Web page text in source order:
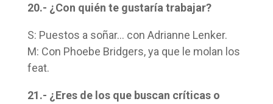
20.- ¿Con quién te gustaría trabajar?
S: Puestos a soñar… con Adrianne Lenker.
M: Con Phoebe Bridgers, ya que le molan los
feat.
21.- ¿Eres de los que buscan críticas o